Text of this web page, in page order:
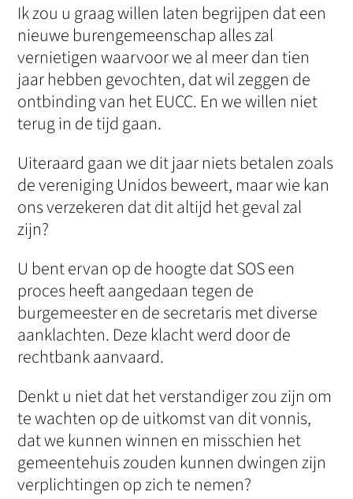
Ik zou u graag willen laten begrijpen dat een
nieuwe burengemeenschap alles zal
vernietigen waarvoor we al meer dan tien
jaar hebben gevochten, dat wil zeggen de
ontbinding van het EUCC. En we willen niet
terug in de tijd gaan.
Uiteraard gaan we dit jaar niets betalen zoals
de vereniging Unidos beweert, maar wie kan
ons verzekeren dat dit altijd het geval zal
zijn?
U bent ervan op de hoogte dat SOS een
proces heeft aangedaan tegen de
burgemeester en de secretaris met diverse
aanklachten. Deze klacht werd door de
rechtbank aanvaard.
Denkt u niet dat het verstandiger zou zijn om
te wachten op de uitkomst van dit vonnis,
dat we kunnen winnen en misschien het
gemeentehuis zouden kunnen dwingen zijn
verplichtingen op zich te nemen?